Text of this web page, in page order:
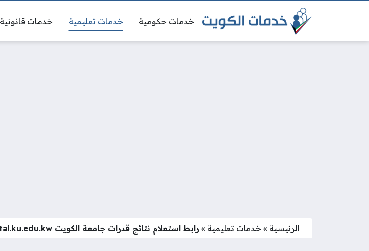
خدمات حكومية خدمات تعليمية خدمات قانونية
الرئيسية » خدمات تعليمية »رابط استعلام نتائج قدرات جامعة الكويت portal.ku.edu.kw